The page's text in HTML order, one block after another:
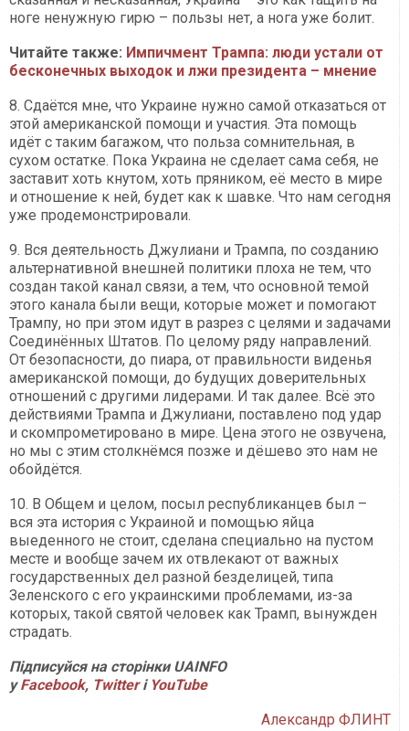
ноге ненужную гирю – пользы нет, а нога уже болит.
Читайте также: Импичмент Трампа: люди устали от
бесконечных выходок и лжи президента – мнение
8. Сдаётся мне, что Украине нужно самой отказаться от
этой американской помощи и участия. Эта помощь
идёт с таким багажом, что польза сомнительная, в
сухом остатке. Пока Украина не сделает сама себя, не
заставит хоть кнутом, хоть пряником, её место в мире
и отношение к ней, будет как к шавке. Что нам сегодня
уже продемонстрировали.
9. Вся деятельность Джулиани и Трампа, по созданию
альтернативной внешней политики плоха не тем, что
создан такой канал связи, а тем, что основной темой
этого канала были вещи, которые может и помогают
Трампу, но при этом идут в разрез с целями и задачами
Соединённых Штатов. По целому ряду направлений.
От безопасности, до пиара, от правильности виденья
американской помощи, до будущих доверительных
отношений с другими лидерами. И так далее. Всё это
действиями Трампа и Джулиани, поставлено под удар
и скомпрометировано в мире. Цена этого не озвучена,
но мы с этим столкнёмся позже и дёшево это нам не
обойдётся.
10. В Общем и целом, посыл республиканцев был –
вся эта история с Украиной и помощью яйца
выеденного не стоит, сделана специально на пустом
месте и вообще зачем их отвлекают от важных
государственных дел разной безделицей, типа
Зеленского с его украинскими проблемами, из-за
которых, такой святой человек как Трамп, вынужден
страдать.
Підписуйся на сторінки UAINFO
уFacebook, Twitter і YouTube
Александр ФЛИНТ